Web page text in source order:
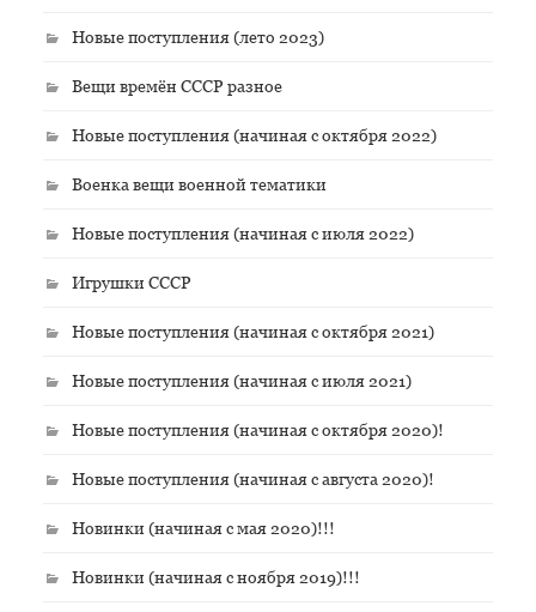
Новые поступления (лето 2023)
Вещи времён СССР разное
Новые поступления (начиная с октября 2022)
Военка вещи военной тематики
Новые поступления (начиная с июля 2022)
Игрушки СССР
Новые поступления (начиная с октября 2021)
Новые поступления (начиная с июля 2021)
Новые поступления (начиная с октября 2020)!
Новые поступления (начиная с августа 2020)!
Новинки (начиная с мая 2020)!!!
Новинки (начиная с ноября 2019)!!!